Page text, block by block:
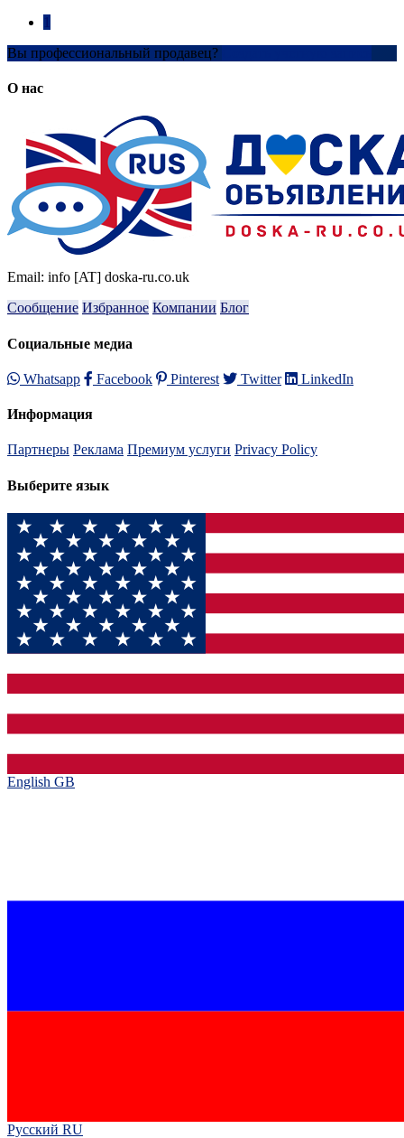
Вы профессиональный продавец?
О нас
Email: info [AT] doska-ru.co.uk
Сообщение Избранное Компании Блог
Социальные медиа
Whatsapp Facebook Pinterest Twitter LinkedIn
Информация
Партнеры Реклама Премиум услуги Privacy Policy
Выберите язык
English GB‎
Русский RU‎